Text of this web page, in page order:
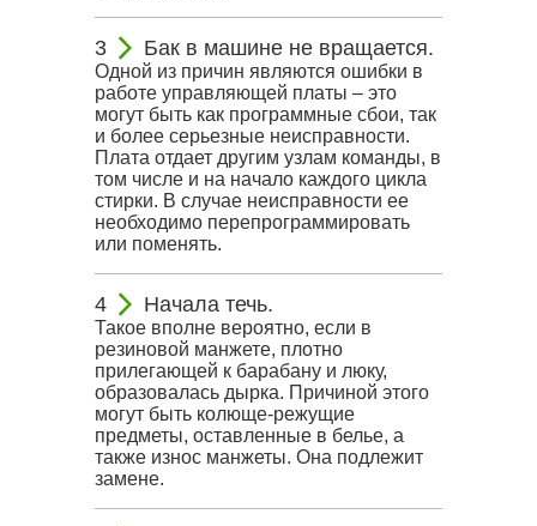
Бак в машине не вращается.
Одной из причин являются ошибки в
работе управляющей платы – это
могут быть как программные сбои, так
и более серьезные неисправности.
Плата отдает другим узлам команды, в
том числе и на начало каждого цикла
стирки. В случае неисправности ее
необходимо перепрограммировать
или поменять.
Начала течь.
Такое вполне вероятно, если в
резиновой манжете, плотно
прилегающей к барабану и люку,
образовалась дырка. Причиной этого
могут быть колюще-режущие
предметы, оставленные в белье, а
также износ манжеты. Она подлежит
замене.